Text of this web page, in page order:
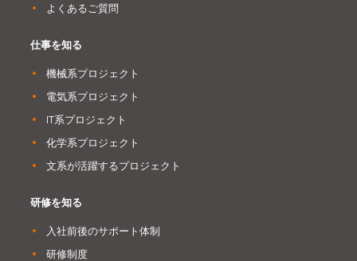
よくあるご質問
仕事を知る
機械系プロジェクト
電気系プロジェクト
IT系プロジェクト
化学系プロジェクト
文系が活躍するプロジェクト
研修を知る
入社前後のサポート体制
研修制度